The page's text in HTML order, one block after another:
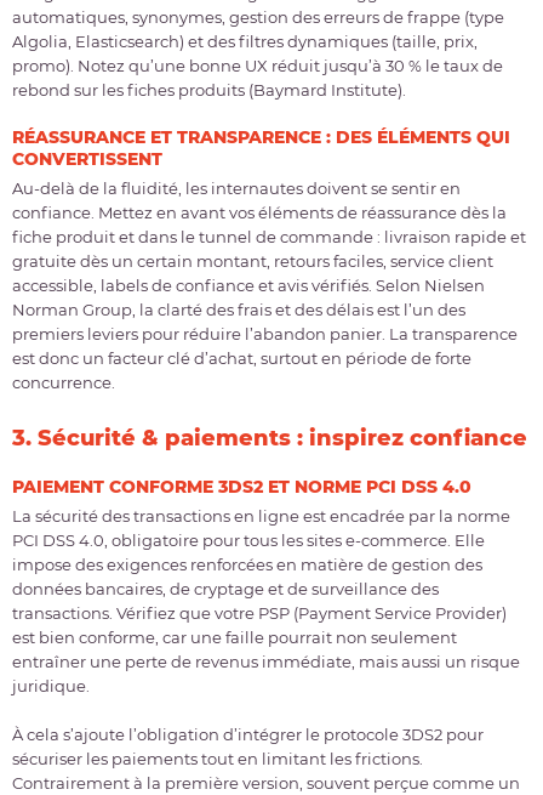
automatiques, synonymes, gestion des erreurs de frappe (type
Algolia, Elasticsearch) et des filtres dynamiques (taille, prix,
promo). Notez qu’une bonne UX réduit jusqu’à 30 % le taux de
rebond sur les fiches produits (Baymard Institute).
RÉASSURANCE ET TRANSPARENCE : DES ÉLÉMENTS QUI
CONVERTISSENT
Au-delà de la fluidité, les internautes doivent se sentir en
confiance. Mettez en avant vos éléments de réassurance dès la
fiche produit et dans le tunnel de commande : livraison rapide et
gratuite dès un certain montant, retours faciles, service client
accessible, labels de confiance et avis vérifiés. Selon Nielsen
Norman Group, la clarté des frais et des délais est l’un des
premiers leviers pour réduire l’abandon panier. La transparence
est donc un facteur clé d’achat, surtout en période de forte
concurrence.
3. Sécurité & paiements : inspirez confiance
PAIEMENT CONFORME 3DS2 ET NORME PCI DSS 4.0
La sécurité des transactions en ligne est encadrée par la norme
PCI DSS 4.0 , obligatoire pour tous les sites e-commerce. Elle
impose des exigences renforcées en matière de gestion des
données bancaires, de cryptage et de surveillance des
transactions. Vérifiez que votre PSP (Payment Service Provider)
est bien conforme, car une faille pourrait non seulement
entraîner une perte de revenus immédiate, mais aussi un risque
juridique.
À cela s’ajoute l’obligation d’intégrer le protocole3DS2 pour
sécuriser les paiements tout en limitant les frictions.
Contrairement à la première version, souvent perçue comme un